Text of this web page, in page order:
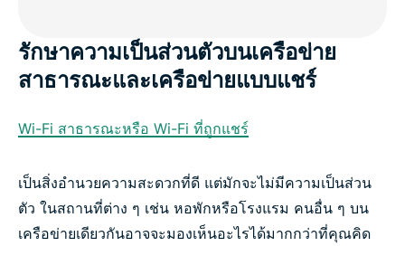
รักษาความเป็นส่วนตัวบนเครือข่าย
สาธารณะและเครือข่ายแบบแชร์
Wi-Fi สาธารณะหรือ Wi-Fi ที่ถูกแชร์
เป็นสิ่งอำนวยความสะดวกที่ดี แต่มักจะไม่มีความเป็นส่วน
ตัว ในสถานที่ต่าง ๆ เช่น หอพักหรือโรงแรม คนอื่น ๆ บน
เครือข่ายเดียวกันอาจจะมองเห็นอะไรได้มากกว่าที่คุณคิด